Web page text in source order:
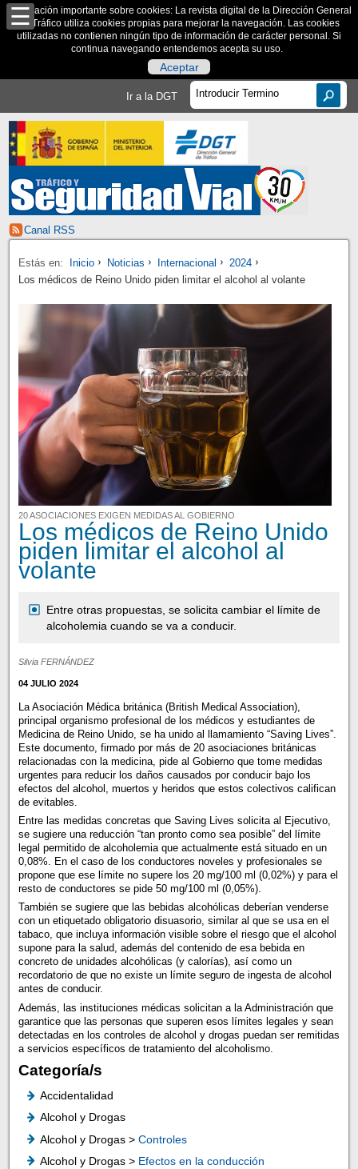
Información importante sobre cookies: La revista digital de la Dirección General
de Tráfico utiliza cookies propias para mejorar la navegación. Las cookies
utilizadas no contienen ningún tipo de información de carácter personal. Si
continua navegando entendemos acepta su uso.
Aceptar
Ir a la DGT
Canal RSS
Estás en: Inicio Noticias Internacional
2024
Los médicos de Reino Unido piden limitar el alcohol al volante
20 ASOCIACIONES EXIGEN MEDIDAS AL GOBIERNO
Los médicos de Reino Unido
piden limitar el alcohol al
volante
Entre otras propuestas, se solicita cambiar el límite de
alcoholemia cuando se va a conducir.
Silvia FERNÁNDEZ
04 JULIO 2024
La Asociación Médica británica (British Medical Association),
principal organismo profesional de los médicos y estudiantes de
Medicina de Reino Unido, se ha unido al llamamiento “Saving Lives”.
Este documento, firmado por más de 20 asociaciones británicas
relacionadas con la medicina, pide al Gobierno que tome medidas
urgentes para reducir los daños causados por conducir bajo los
efectos del alcohol, muertos y heridos que estos colectivos califican
de evitables.
Entre las medidas concretas que Saving Lives solicita al Ejecutivo,
se sugiere una reducción “tan pronto como sea posible” del límite
legal permitido de alcoholemia que actualmente está situado en un
0,08%. En el caso de los conductores noveles y profesionales se
propone que ese límite no supere los 20 mg/100 ml (0,02%) y para el
resto de conductores se pide 50 mg/100 ml (0,05%).
También se sugiere que las bebidas alcohólicas deberían venderse
con un etiquetado obligatorio disuasorio, similar al que se usa en el
tabaco, que incluya información visible sobre el riesgo que el alcohol
supone para la salud, además del contenido de esa bebida en
concreto de unidades alcohólicas (y calorías), así como un
recordatorio de que no existe un límite seguro de ingesta de alcohol
antes de conducir.
Además, las instituciones médicas solicitan a la Administración que
garantice que las personas que superen esos límites legales y sean
detectadas en los controles de alcohol y drogas puedan ser remitidas
a servicios específicos de tratamiento del alcoholismo.
Categoría/s
Accidentalidad
Alcohol y Drogas
Alcohol y Drogas > Controles
Alcohol y Drogas > Efectos en la conducción